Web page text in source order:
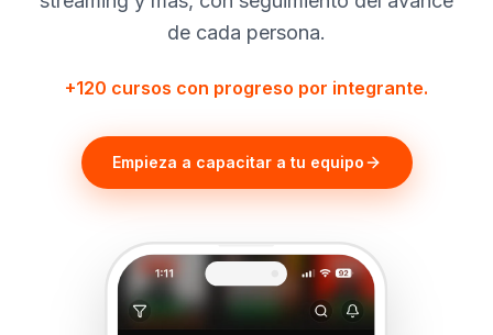
de cada persona.
+120 cursos con progreso por integrante.
Empieza a capacitar a tu equipo